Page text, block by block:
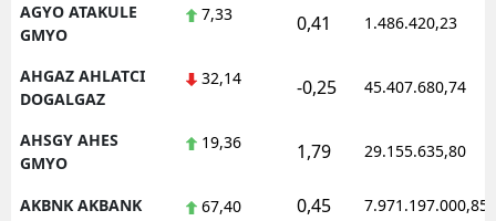
AGYO ATAKULE
GMYO
7,33 0,41 1.486.420,23
AHGAZ AHLATCI
DOGALGAZ
32,14 -0,25 45.407.680,74
AHSGY AHES
GMYO
19,36 1,79 29.155.635,80
AKBNK AKBANK 67,40 0,45 7.971.197.000,85